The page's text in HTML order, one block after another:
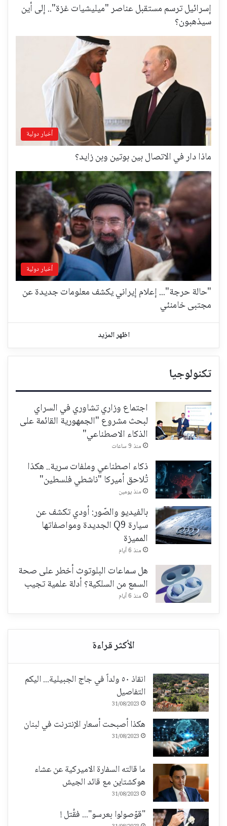
إسرائيل ترسم مستقبل عناصر "ميليشيات غزة".. إلى أين
سيذهبون؟
أخبار دولية
ماذا دار في الاتصال بين بوتين وبن زايد؟
أخبار دولية
"حالة حرجة"... إعلام إيراني يكشف معلومات جديدة عن
مجتبى خامنئي
اظهر المزيد
تكنولوجيا
اجتماع وزاري تشاوري في السراي
لبحث مشروع "الجمهورية القائمة على
الذكاء الاصطناعي"
منذ 9 ساعات
ذكاء اصطناعي وملفات سرية.. هكذا
تُلاحق أميركا "ناشطي فلسطين"
منذ يومين
بالفيديو والصّور: أودي تكشف عن
سيارة Q9 الجديدة ومواصفاتها
المميزة
منذ 6 أيام
هل سماعات البلوتوث أخطر على صحة
السمع من السلكية؟ أدلة علمية تجيب
منذ 6 أيام
انقاذ ٥٠ ولداً في جاج الجبيلية... اليكم
التفاصيل
31/08/2023
هكذا أصبحت أسعار الإنترنت في لبنان
31/08/2023
ما قالته السفارة الاميركية عن عشاء
هوكشتاين مع قائد الجيش
31/08/2023
"قوّصولوا بعرسو"... فقُتل !